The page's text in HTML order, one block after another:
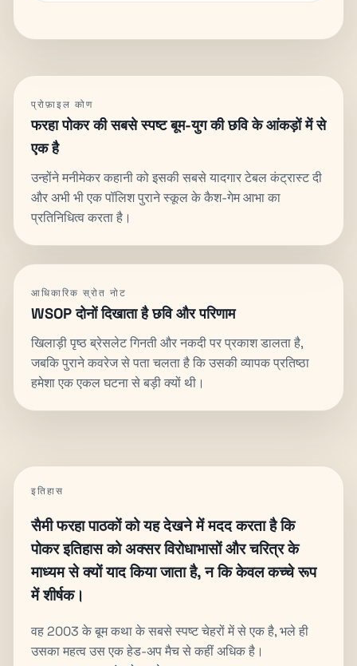
प्रोफ़ाइल कोण
फरहा पोकर की सबसे स्पष्ट बूम-युग की छवि के आंकड़ों में से
एक है
उन्होंने मनीमेकर कहानी को इसकी सबसे यादगार टेबल कंट्रास्ट दी
और अभी भी एक पॉलिश पुराने स्कूल के कैश-गेम आभा का
प्रतिनिधित्व करता है।
आधिकारिक स्रोत नोट
WSOP दोनों दिखाता है छवि और परिणाम
खिलाड़ी पृष्ठ ब्रेसलेट गिनती और नकदी पर प्रकाश डालता है,
जबकि पुराने कवरेज से पता चलता है कि उसकी व्यापक प्रतिष्ठा
हमेशा एक एकल घटना से बड़ी क्यों थी।
इतिहास
सैमी फरहा पाठकों को यह देखने में मदद करता है कि
पोकर इतिहास को अक्सर विरोधाभासों और चरित्र के
माध्यम से क्यों याद किया जाता है, न कि केवल कच्चे रूप
में शीर्षक।
वह 2003 के बूम कथा के सबसे स्पष्ट चेहरों में से एक है, भले ही
उसका महत्व उस एक हेड-अप मैच से कहीं अधिक है।